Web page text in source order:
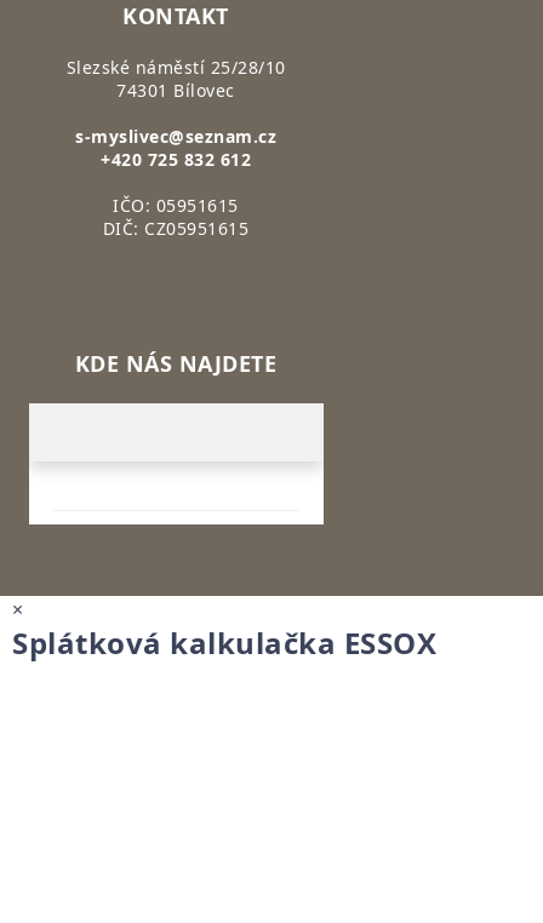
KONTAKT
Slezské náměstí 25/28/10
74301 Bílovec
s-myslivec@seznam.cz
+420 725 832 612
IČO: 05951615
DIČ: CZ05951615
KDE NÁS NAJDETE
×
Splátková kalkulačka ESSOX